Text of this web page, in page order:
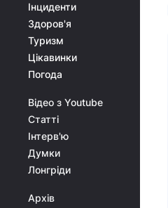
Інциденти
Здоров'я
Туризм
Цікавинки
Погода
Відео з Youtube
Статті
Інтерв'ю
Думки
Лонгріди
Архів